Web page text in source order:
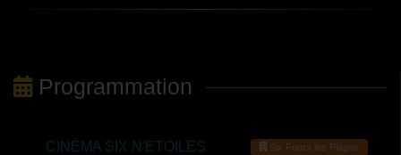
Programmation
CINÉMA SIX N'ÉTOILES Six Fours les Plages